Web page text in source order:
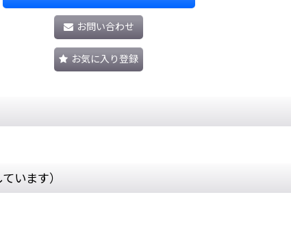
お問い合わせ
お気に入り登録
います）